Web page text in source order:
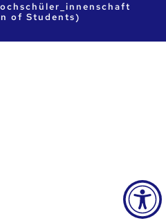
of Students)